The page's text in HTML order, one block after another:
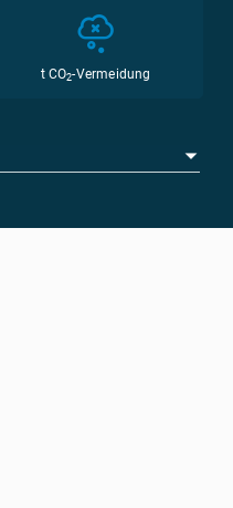
t CO2-Vermeidung